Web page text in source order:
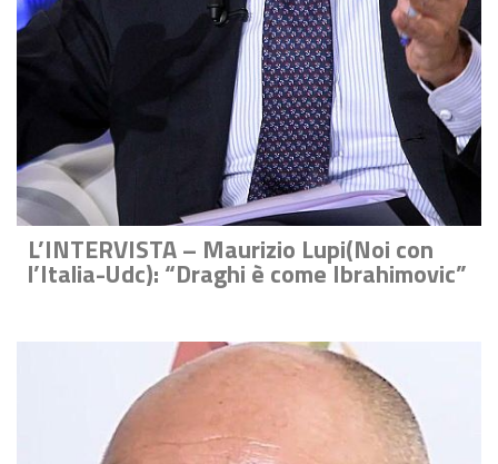
L’INTERVISTA – Maurizio Lupi(Noi con
l’Italia-Udc): “Draghi è come Ibrahimovic”